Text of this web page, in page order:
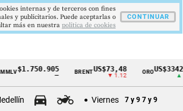
$1.750.905 BRENTUS$73,48
▼ 1.12
ORO
▲
Viernes 7 y 9 7 y 9
internas y de terceros con fines
y publicitarios. Puede aceptarlas o
más en nuestra politica de cookies
CONTINUAR